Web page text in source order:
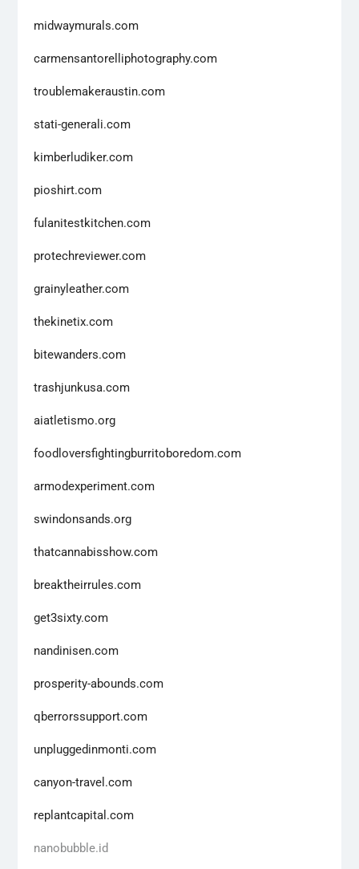
midwaymurals.com
carmensantorelliphotography.com
troublemakeraustin.com
stati-generali.com
kimberludiker.com
pioshirt.com
fulanitestkitchen.com
protechreviewer.com
grainyleather.com
thekinetix.com
bitewanders.com
trashjunkusa.com
aiatletismo.org
foodloversfightingburritoboredom.com
armodexperiment.com
swindonsands.org
thatcannabisshow.com
breaktheirrules.com
get3sixty.com
nandinisen.com
prosperity-abounds.com
qberrorssupport.com
unpluggedinmonti.com
canyon-travel.com
replantcapital.com
nanobubble.id